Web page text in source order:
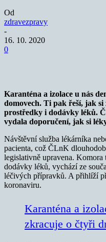
Od
zdravezpravy
-
16. 10. 2020
0
Karanténa a izolace u nás
domovech. Ti pak řeší, jak
prostředky i dodávky léků.
vydala doporučení, jak si
Návštěvní služba lékárníka
pacienta, což ČLnK
legislativně upravena. Komora
dodávky léků, vychází ze
léčivých přípravků. A přihlíží
koronaviru.
Karanténa a
zkracuje o čtyři